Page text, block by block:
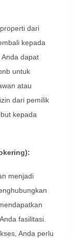
dari
kepada
dapat
untuk
atau
dari pemilik
kepada
menjadi
fasilitasi.
Anda perlu